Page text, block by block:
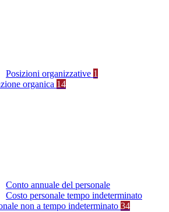
Posizioni organizzative 1
organica 14
Conto annuale del personale
Costo personale tempo indeterminato
non a tempo indeterminato 34